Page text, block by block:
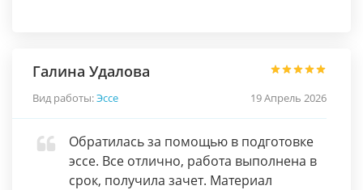
Галина Удалова
Вид работы:Эссе 19 Апрель 2026
Обратилась за помощью в подготовке
эссе. Все отлично, работа выполнена в
срок, получила зачет. Материал